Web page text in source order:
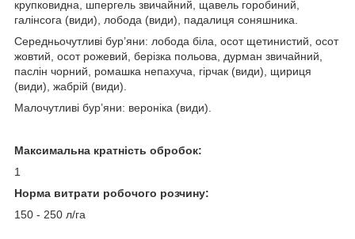
крупковидна, шпергель звичайний, щавель горобиний,
галінсога (види), лобода (види), падалиця соняшника.
Середньочутливі бур’яни: лобода біла, осот щетинистий, осот
жовтий, осот рожевий, берізка польова, дурман звичайний,
паслін чорний, ромашка непахуча, гірчак (види), щириця
(види), жабрій (види).
Малочутливі бур’яни: вероніка (види).
Максимальна кратність обробок:
1
Норма витрати робочого розчину:
150 - 250 л/га